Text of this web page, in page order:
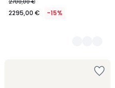
2700,00 €
2295,00 € -15%